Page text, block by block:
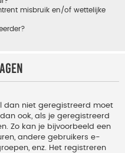
misbruik en/of wettelijke
dan niet geregistreerd moet
ook, als je geregistreerd
Zo kan je bijvoorbeeld een
andere gebruikers e-
enz. Het registreren